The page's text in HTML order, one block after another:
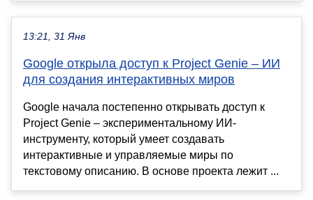
13:21, 31 Янв
Google открыла доступ к Project Genie – ИИ
для создания интерактивных миров
Google начала постепенно открывать доступ к
Project Genie – экспериментальному ИИ-
инструменту, который умеет создавать
интерактивные и управляемые миры по
текстовому описанию. В основе проекта лежит ...